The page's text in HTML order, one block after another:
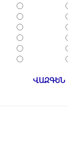
ՎԱԶԳԵՆ